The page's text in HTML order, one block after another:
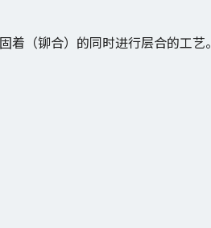
（铆合）的同时进行层合的工艺。